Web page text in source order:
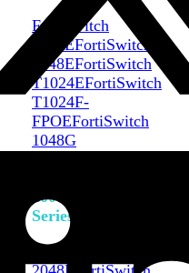
FortiSwitch
1024EFortiSwitch
1048EFortiSwitch
T1024EFortiSwitch
T1024F-
FPOEFortiSwitch
1048G
2000
Series